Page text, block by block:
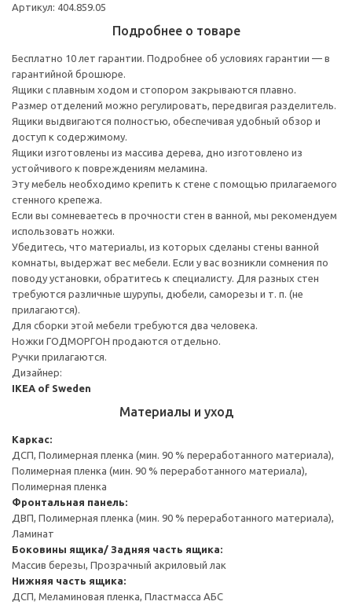
Артикул: 404.859.05
Подробнее о товаре
Бесплатно 10 лет гарантии. Подробнее об условиях гарантии — в
гарантийной брошюре.
Ящики с плавным ходом и стопором закрываются плавно.
Размер отделений можно регулировать, передвигая разделитель.
Ящики выдвигаются полностью, обеспечивая удобный обзор и
доступ к содержимому.
Ящики изготовлены из массива дерева, дно изготовлено из
устойчивого к повреждениям меламина.
Эту мебель необходимо крепить к стене с помощью прилагаемого
стенного крепежа.
Если вы сомневаетесь в прочности стен в ванной, мы рекомендуем
использовать ножки.
Убедитесь, что материалы, из которых сделаны стены ванной
комнаты, выдержат вес мебели. Если у вас возникли сомнения по
поводу установки, обратитесь к специалисту. Для разных стен
требуются различные шурупы, дюбели, саморезы и т. п. (не
прилагаются).
Для сборки этой мебели требуются два человека.
Ножки ГОДМОРГОН продаются отдельно.
Ручки прилагаются.
Дизайнер:
IKEA of Sweden
Материалы и уход
Каркас:
ДСП, Полимерная пленка (мин. 90 % переработанного материала),
Полимерная пленка (мин. 90 % переработанного материала),
Полимерная пленка
Фронтальная панель:
ДВП, Полимерная пленка (мин. 90 % переработанного материала),
Ламинат
Боковины ящика/ Задняя часть ящика:
Массив березы, Прозрачный акриловый лак
Нижняя часть ящика:
ДСП, Меламиновая пленка, Пластмасса АБС